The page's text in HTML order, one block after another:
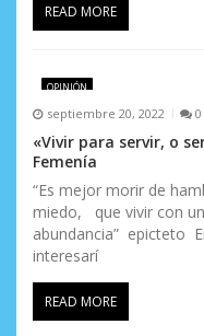
READ MORE
OPINIÓN
septiembre 20, 2022 0
«Vivir para servir, o
Femenía
“Es mejor morir de
miedo, que vivir con
abundancia” epicteto
interesarí
READ MORE